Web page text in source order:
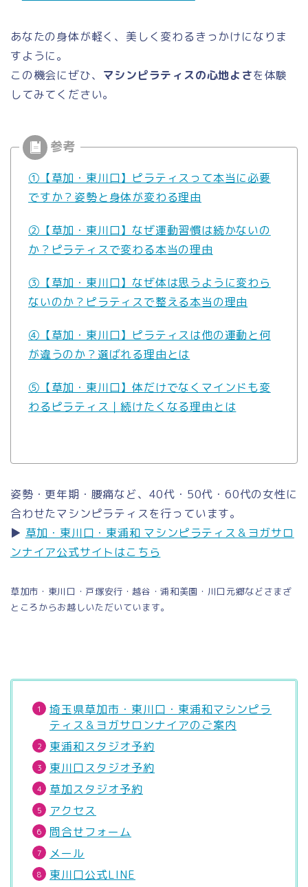
あなたの身体が軽く、美しく変わるきっかけになりま
すように。
この機会にぜひ、 マシンピラティスの心地よさを体験
してみてください。
①【草加・東川口】ピラティスって本当に必要
ですか？姿勢と身体が変わる理由
②【草加・東川口】なぜ運動習慣は続かないの
か？ピラティスで変わる本当の理由
③【草加・東川口】なぜ体は思うように変わら
ないのか？ピラティスで整える本当の理由
④【草加・東川口】ピラティスは他の運動と何
が違うのか？選ばれる理由とは
⑤【草加・東川口】体だけでなくマインドも変
わるピラティス｜続けたくなる理由とは
姿勢・更年期・腰痛など、40代・50代・60代の女性に
合わせたマシンピラティスを行っています。
▶ 草加・東川口・東浦和 マシンピラティス＆ヨガサロ
ンナイア公式サイトはこちら
草加市・東川口・戸塚安行・越谷・浦和美園・川口元郷などさまざ
ところからお越しいただいています。
埼玉県草加市・東川口・東浦和マシンピラ
ティス＆ヨガサロンナイアのご案内
東浦和スタジオ予約
東川口スタジオ予約
草加スタジオ予約
アクセス
問合せフォーム
メール
東川口公式LINE